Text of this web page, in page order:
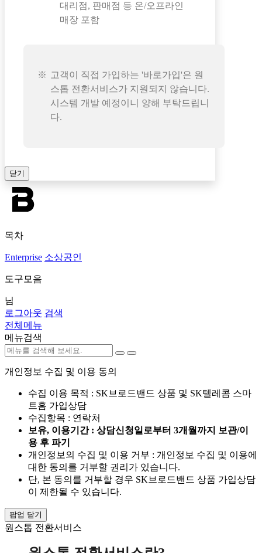
대리점, 판매점 등 온/오프라인
매장 포함
고객이 직접 가입하는 '바로가입'은 원
스톱 전환서비스가 지원되지 않습니다.
시스템 개발 예정이니 양해 부탁드립니
다.
닫기
목차
Enterprise 소상공인
도구모음
님
로그아웃 검색
전체메뉴
메뉴검색
개인정보 수집 및 이용 동의
수집 이용 목적 : SK브로드밴드 상품 및 SK텔레콤 스마
트홈 가입상담
수집항목 : 연락처
보유, 이용기간 : 상담신청일로부터 3개월까지 보관/이
용 후 파기
개인정보의 수집 및 이용 거부 : 개인정보 수집 및 이용에
대한 동의를 거부할 권리가 있습니다.
단, 본 동의를 거부할 경우 SK브로드밴드 상품 가입상담
이 제한될 수 있습니다.
팝업 닫기
원스톱 전환서비스